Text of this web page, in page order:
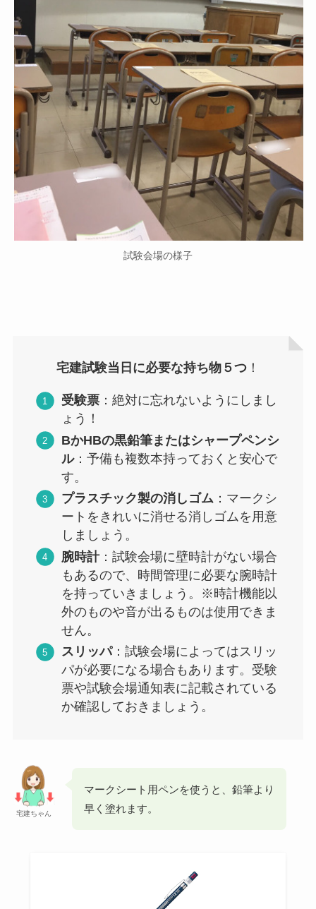
試験会場の様子
宅建試験当日に必要な持ち物５つ ！
受験票 ：絶対に忘れないようにしまし
ょう！
BかHBの黒鉛筆またはシャープペンシ
ル：予備も複数本持っておくと安心で
す。
プラスチック製の消しゴム ：マークシ
ートをきれいに消せる消しゴムを用意
しましょう。
腕時計：試験会場に壁時計がない場合
もあるので、時間管理に必要な腕時計
を持っていきましょう。※時計機能以
外のものや音が出るものは使用できま
せん。
スリッパ：試験会場によってはスリッ
パが必要になる場合もあります。受験
票や試験会場通知表に記載されている
か確認しておきましょう。
宅建ちゃん
マークシート用ペンを使うと、鉛筆より
早く塗れます。